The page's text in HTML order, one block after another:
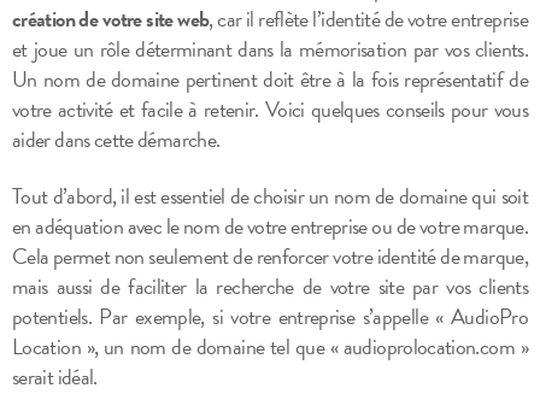
création de votre site web, car il reflète l’identité de votre entreprise
et joue un rôle déterminant dans la mémorisation par vos clients.
Un nom de domaine pertinent doit être à la fois représentatif de
votre activité et facile à retenir. Voici quelques conseils pour vous
aider dans cette démarche.
Tout d’abord, il est essentiel de choisir un nom de domaine qui soit
en adéquation avec le nom de votre entreprise ou de votre marque.
Cela permet non seulement de renforcer votre identité de marque,
mais aussi de faciliter la recherche de votre site par vos clients
potentiels. Par exemple, si votre entreprise s’appelle « AudioPro
Location », un nom de domaine tel que « audioprolocation.com »
serait idéal.